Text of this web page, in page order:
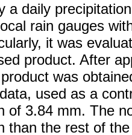
a daily
rain gauges
it was
product. After
was
used as a
of 3.84 mm. The
than the rest of